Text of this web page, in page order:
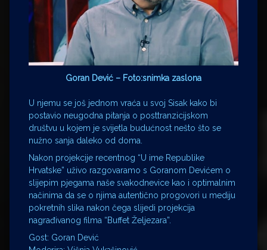
Goran Dević – Foto:snimka zaslona
U njemu se još jednom vraća u svoj Sisak kako bi
postavio neugodna pitanja o posttranzicijskom
društvu u kojem je svijetla budućnost nešto što se
nužno sanja daleko od doma.
Nakon projekcije recentnog “U ime Republike
Hrvatske” uživo razgovaramo s Goranom Devićem o
slijepim pjegama naše svakodnevice kao i optimalnim
načinima da se o njima autentično progovori u mediju
pokretnih slika nakon čega slijedi projekcija
nagrađivanog filma “Buffet Željezara”.
Gost: Goran Dević